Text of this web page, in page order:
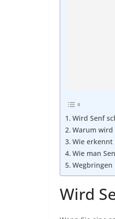
Wird Senf
Warum wird
Wie erkennt
Wie man
Wegbringen
Wird